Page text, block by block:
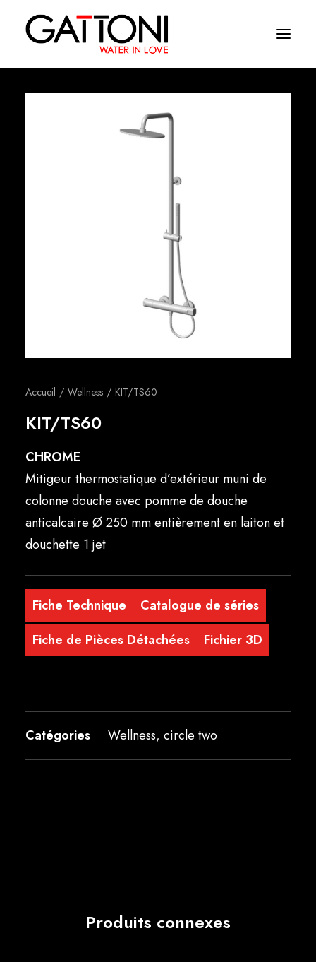
Accueil Wellness KIT/TS60
KIT/TS60
CHROME
Mitigeur thermostatique d’extérieur muni de
colonne douche avec pomme de douche
anticalcaire Ø 250 mm entièrement en laiton et
douchette 1 jet
Fiche Technique
Catalogue de séries
Fiche de Pièces Détachées
Fichier 3D
Catégories Wellness, circle two
Produits connexes